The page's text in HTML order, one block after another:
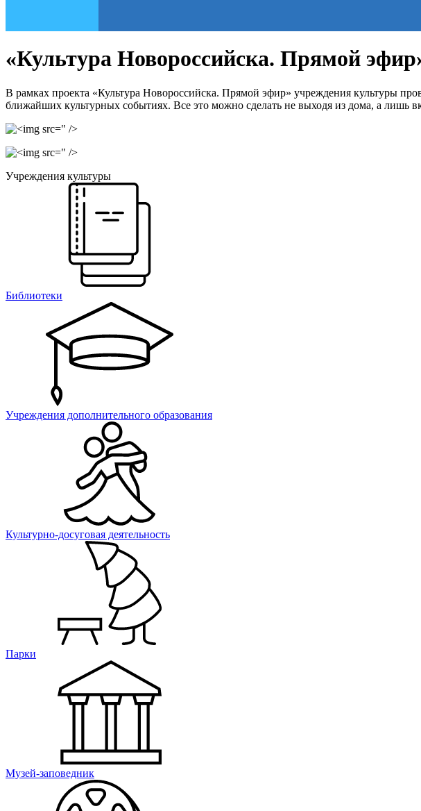
«Культура Новороссийска. Прямой
В рамках проекта «Культура Новороссийска. Прямой эфир» учреждения культуры
ближайших культурных событиях. Все это можно сделать не выходя из дома, а лишь
" />
" />
Учреждения культуры
Библиотеки
Учреждения дополнительного образования
Культурно-досуговая деятельность
Парки
Музей-заповедник